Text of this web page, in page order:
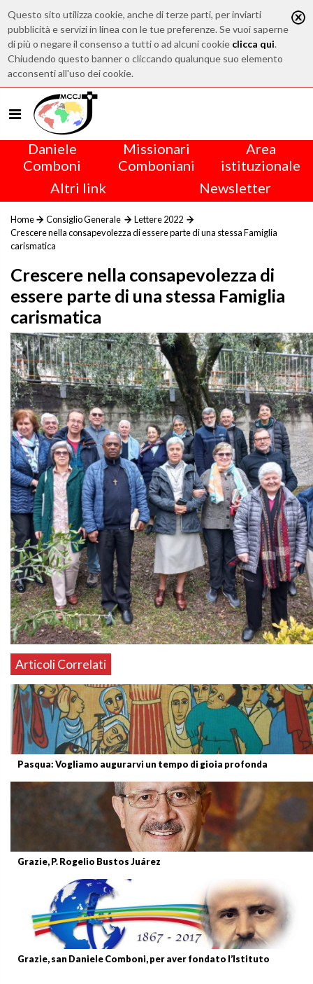
Questo sito utilizza cookie, anche di terze parti, per inviarti
pubblicità e servizi in linea con le tue preferenze. Se vuoi saperne
di più o negare il consenso a tutti o ad alcuni cookie clicca qui.
Chiudendo questo banner o cliccando qualunque suo elemento
acconsenti all'uso dei cookie.
Daniele
Comboni
Missionari
Comboniani
Area
istituzionale
Altri link
Newsletter
Home Consiglio Generale
Lettere 2022
Crescere nella consapevolezza di essere parte di una stessa Famiglia
carismatica
Crescere nella consapevolezza di
essere parte di una stessa Famiglia
carismatica
Articoli Correlati
Pasqua: Vogliamo augurarvi un tempo di gioia profonda
Grazie, P. Rogelio Bustos Juárez
Grazie, san Daniele Comboni, per aver fondato l’Istituto